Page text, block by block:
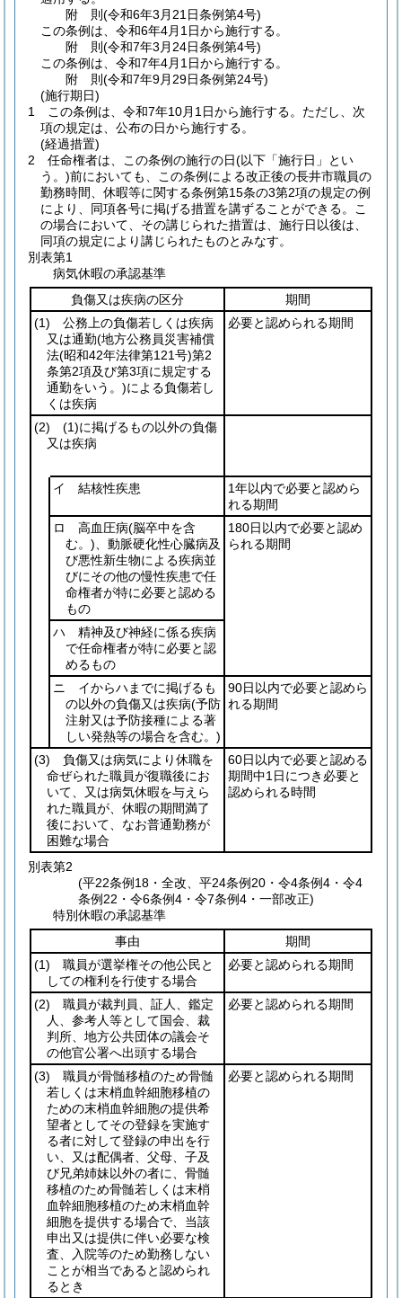
附 則(令和6年3月21日条例第4号)
この条例は、令和6年4月1日から施行する。
附 則(令和7年3月24日条例第4号)
この条例は、令和7年4月1日から施行する。
附 則(令和7年9月29日条例第24号)
(施行期日)
1
この条例は、令和7年10月1日から施行する。 ただし、次
項の規定は、公布の日から施行する。
(経過措置)
2
任命権者は、この条例の施行の日(以下「施行日」とい
う。)前においても、この条例による改正後の長井市職員の
勤務時間、休暇等に関する条例第15条の3第2項の規定の例
により、同項各号に掲げる措置を講ずることができる。
こ
の場合において、その講じられた措置は、施行日以後は、
同項の規定により講じられたものとみなす。
別表第1
病気休暇の承認基準
負傷又は疾病の区分
期間
(1) 公務上の負傷若しくは疾病
又は通勤(地方公務員災害補償
法(昭和42年法律第121号)第2
条第2項及び第3項に規定する
通勤をいう。)による負傷若し
くは疾病
必要と認められる期間
(2) (1)に掲げるもの以外の負傷
又は疾病
イ 結核性疾患
1年以内で必要と認めら
れる期間
ロ 高血圧病(脳卒中を含
む。) 、動脈硬化性心臓病及
び悪性新生物による疾病並
びにその他の慢性疾患で任
命権者が特に必要と認める
もの
180日以内で必要と認め
られる期間
ハ 精神及び神経に係る疾病
で任命権者が特に必要と認
めるもの
ニ イからハまでに掲げるも
の以外の負傷又は疾病(予防
注射又は予防接種による著
しい発熱等の場合を含む。)
90日以内で必要と認めら
れる期間
(3) 負傷又は病気により休職を
命ぜられた職員が復職後にお
いて、又は病気休暇を与えら
れた職員が、休暇の期間満了
後において、なお普通勤務が
困難な場合
60日以内で必要と認める
期間中1日につき必要と
認められる時間
別表第2
(平22条例18・全改、平24条例20・令4条例4・令4
条例22・令6条例4・令7条例4・一部改正)
特別休暇の承認基準
事由
期間
(1) 職員が選挙権その他公民と
しての権利を行使する場合
必要と認められる期間
(2) 職員が裁判員、証人、鑑定
人、参考人等として国会、裁
判所、地方公共団体の議会そ
の他官公署へ出頭する場合
必要と認められる期間
(3) 職員が骨髄移植のため骨髄
若しくは末梢血幹細胞移植の
ための末梢血幹細胞の提供希
望者としてその登録を実施す
る者に対して登録の申出を行
い、又は配偶者、父母、子及
び兄弟姉妹以外の者に、骨髄
移植のため骨髄若しくは末梢
血幹細胞移植のため末梢血幹
細胞を提供する場合で、当該
申出又は提供に伴い必要な検
査、入院等のため勤務しない
ことが相当であると認められ
るとき
必要と認められる期間